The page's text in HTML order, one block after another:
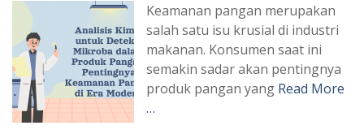
Keamanan pangan merupakan
salah satu isu krusial di industri
makanan. Konsumen saat ini
semakin sadar akan pentingnya
produk pangan yang Read More
…